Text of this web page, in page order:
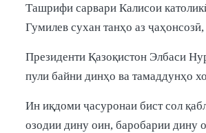
Ташрифи сарвари Калисои
Гумилев сухан танҳо аз
Президенти Қазоқистон Элбаси
пули байни динҳо ва тамаддунҳо
Ин иқдоми ҷасуронаи бист сол
озодии дину оин, баробарии дину